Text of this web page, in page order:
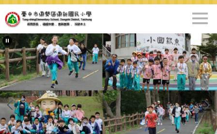
跳
到
主
要
內
容
區